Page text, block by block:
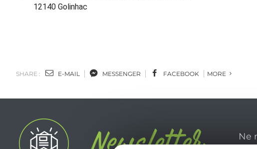
12140 Golinhac
SHARE : E-MAIL MESSENGER FACEBOOK MORE
Ne